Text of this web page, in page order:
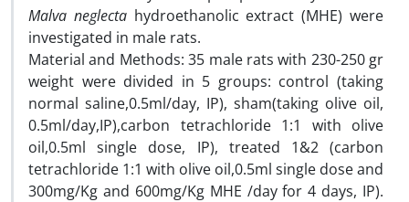
Malva neglectahydroethanolic extract (MHE) were
investigated in male rats.
Material and Methods: 35 male rats with 230-250 gr
weight were divided in 5 groups: control (taking
normal saline,0.5ml/day, IP), sham(taking olive oil,
0.5ml/day,IP),carbon tetrachloride 1:1 with olive
oil,0.5ml single dose, IP), treated 1&2 (carbon
tetrachloride 1:1 with olive oil,0.5ml single dose and
300mg/Kg and 600mg/Kg MHE /day for 4 days, IP).